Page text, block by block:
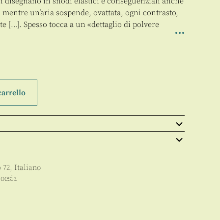
un’aria sospende, ovattata, ogni contrasto,
[…]. Spesso tocca a un «dettaglio di polvere
72, Italiano